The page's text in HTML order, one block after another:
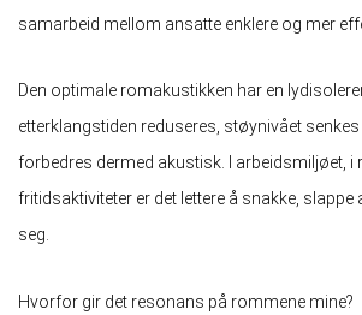
samarbeid mellom ansatte enklere og mer
Den optimale romakustikken har en
etterklangstiden reduseres, støynivået
forbedres dermed akustisk. I arbeidsmiljøet, i
fritidsaktiviteter er det lettere å snakke, slappe
seg.
Hvorfor gir det resonans på rommene mine?